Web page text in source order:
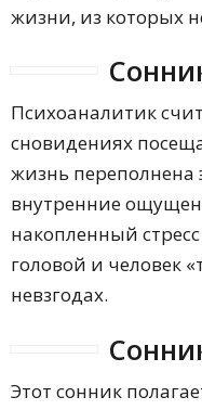
жизни, из которых
Психоаналитик
сновидениях
жизнь
внутренние
накопленный
головой и человек
невзгодах.
Этот сонник